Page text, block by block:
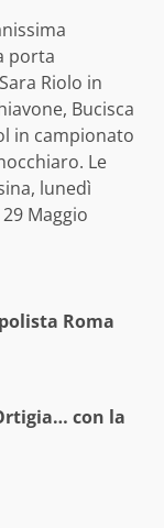
porta
Riolo in
Bucisca
in campionato
Le
lunedì
Maggio
Roma
con la